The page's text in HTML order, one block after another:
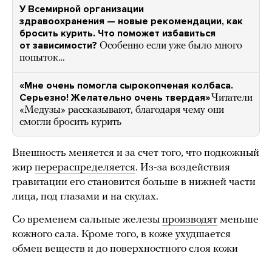
У Всемирной организации
здравоохранения — новые рекомендации, как
бросить курить. Что поможет избавиться
от зависимости? Особенно если уже было много
попыток…
«Мне очень помогла сырокопченая колбаса.
Серьезно! Желательно очень твердая»Читатели
«Медузы» рассказывают, благодаря чему они
смогли бросить курить
Внешность меняется и за счет того, что подкожный
жир перераспределяется. Из-за воздействия
гравитации его становится больше в нижней части
лица, под глазами и на скулах.
Со временем сальные железы производят меньше
кожного сала. Кроме того, в коже ухудшается
обмен веществ и до поверхностного слоя кожи